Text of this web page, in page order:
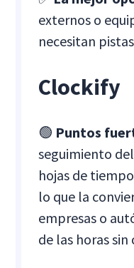
externos o
necesitan
Clockify
🟢 Puntos
seguimiento
hojas de
lo que la
empresas o
de las horas